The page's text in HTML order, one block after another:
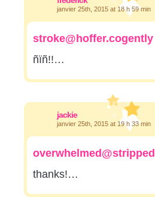
janvier 25th, 2015 at 18 h 59 min
stroke@hoffer.cogently
ñïñ!!…
jackie
janvier 25th, 2015 at 19 h 33 min
thanks!…